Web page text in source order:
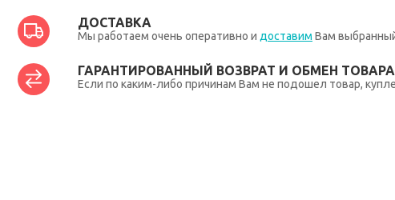
ДОСТАВКА
Мы работаем очень оперативно и доставим Вам
ГАРАНТИРОВАННЫЙ ВОЗВРАТ И ОБМЕН ТОВАРА
Если по каким-либо причинам Вам не подошел товар,